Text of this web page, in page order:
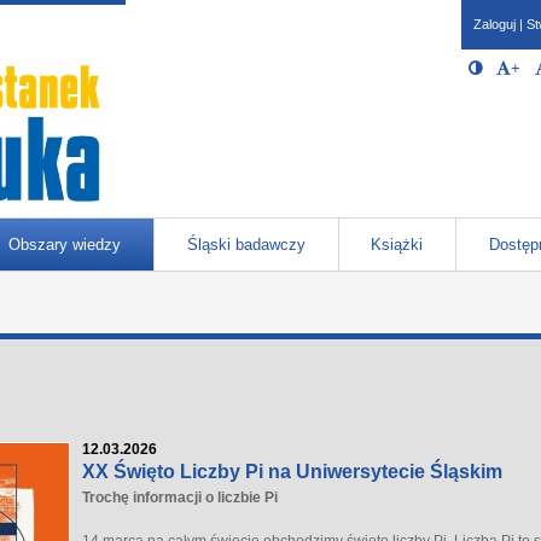
Obszary wiedzy Śląski badawczy Książki
Zaloguj |
Opcje
Włącz/
+
12.03.2026
XX Święto Liczby Pi na Uniwersytecie Śląskim
Trochę informacji o liczbie Pi